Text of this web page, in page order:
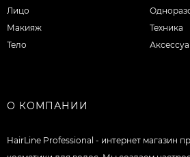
Лицо
Макияж
Тело
Техника
О КОМПАНИИ
HairLine Professional - интернет магазин